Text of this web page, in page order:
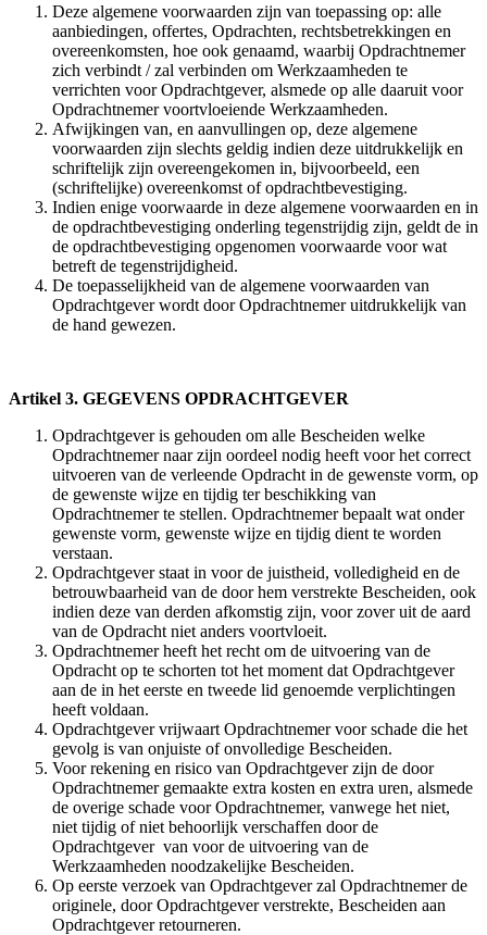
Deze algemene voorwaarden zijn van toepassing op: alle
aanbiedingen, offertes, Opdrachten, rechtsbetrekkingen en
overeenkomsten, hoe ook genaamd, waarbij Opdrachtnemer
zich verbindt / zal verbinden om Werkzaamheden te
verrichten voor Opdrachtgever, alsmede op alle daaruit voor
Opdrachtnemer voortvloeiende Werkzaamheden.
Afwijkingen van, en aanvullingen op, deze algemene
voorwaarden zijn slechts geldig indien deze uitdrukkelijk en
schriftelijk zijn overeengekomen in, bijvoorbeeld, een
(schriftelijke) overeenkomst of opdrachtbevestiging.
Indien enige voorwaarde in deze algemene voorwaarden en in
de opdrachtbevestiging onderling tegenstrijdig zijn, geldt de in
de opdrachtbevestiging opgenomen voorwaarde voor wat
betreft de tegenstrijdigheid.
De toepasselijkheid van de algemene voorwaarden van
Opdrachtgever wordt door Opdrachtnemer uitdrukkelijk van
de hand gewezen.
Artikel 3. GEGEVENS OPDRACHTGEVER
Opdrachtgever is gehouden om alle Bescheiden welke
Opdrachtnemer naar zijn oordeel nodig heeft voor het correct
uitvoeren van de verleende Opdracht in de gewenste vorm, op
de gewenste wijze en tijdig ter beschikking van
Opdrachtnemer te stellen. Opdrachtnemer bepaalt wat onder
gewenste vorm, gewenste wijze en tijdig dient te worden
verstaan.
Opdrachtgever staat in voor de juistheid, volledigheid en de
betrouwbaarheid van de door hem verstrekte Bescheiden, ook
indien deze van derden afkomstig zijn, voor zover uit de aard
van de Opdracht niet anders voortvloeit.
Opdrachtnemer heeft het recht om de uitvoering van de
Opdracht op te schorten tot het moment dat Opdrachtgever
aan de in het eerste en tweede lid genoemde verplichtingen
heeft voldaan.
Opdrachtgever vrijwaart Opdrachtnemer voor schade die het
gevolg is van onjuiste of onvolledige Bescheiden.
Voor rekening en risico van Opdrachtgever zijn de door
Opdrachtnemer gemaakte extra kosten en extra uren, alsmede
de overige schade voor Opdrachtnemer, vanwege het niet,
niet tijdig of niet behoorlijk verschaffen door de
Opdrachtgever van voor de uitvoering van de
Werkzaamheden noodzakelijke Bescheiden.
Op eerste verzoek van Opdrachtgever zal Opdrachtnemer de
originele, door Opdrachtgever verstrekte, Bescheiden aan
Opdrachtgever retourneren.